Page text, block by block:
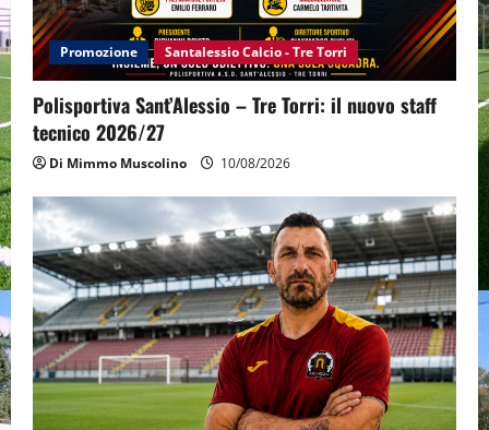
Promozione Santalessio Calcio - Tre Torri
Polisportiva Sant’Alessio – Tre Torri: il nuovo staff
tecnico 2026/27
Di Mimmo Muscolino 10/08/2026